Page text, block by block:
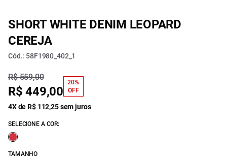
SHORT WHITE DENIM LEOPARD
CEREJA
Cód.: 58F1980_402_1
R$ 559,00
R$ 449,00
20%
OFF
4X de R$ 112,25 sem juros
SELECIONE A COR:
TAMANHO